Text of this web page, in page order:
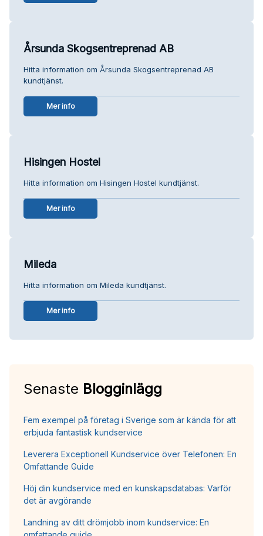
Årsunda Skogsentreprenad AB
Hitta information om Årsunda Skogsentreprenad AB
kundtjänst.
Mer info
Hisingen Hostel
Hitta information om Hisingen Hostel kundtjänst.
Mer info
Mileda
Hitta information om Mileda kundtjänst.
Mer info
Senaste Blogginlägg
Fem exempel på företag i Sverige som är kända för att
erbjuda fantastisk kundservice
Leverera Exceptionell Kundservice över Telefonen: En
Omfattande Guide
Höj din kundservice med en kunskapsdatabas: Varför
det är avgörande
Landning av ditt drömjobb inom kundservice: En